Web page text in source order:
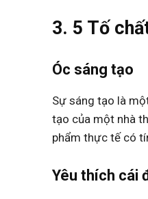
3. 5 Tố
Óc sáng tạo
Sự sáng tạo là
tạo của một nhà
phẩm thực tế có
Yêu thích cái